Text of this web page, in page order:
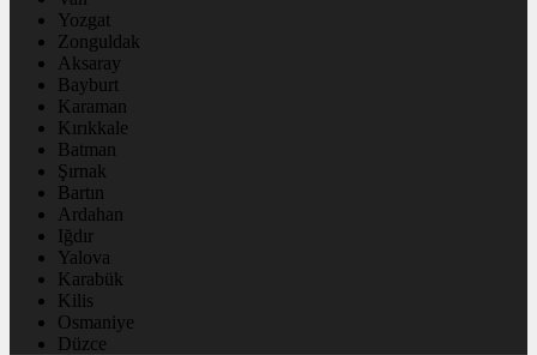
Yozgat
Zonguldak
Aksaray
Bayburt
Karaman
Kırıkkale
Batman
Şırnak
Bartın
Ardahan
Iğdır
Yalova
Karabük
Kilis
Osmaniye
Düzce